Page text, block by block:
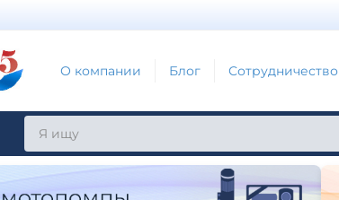
О компании Блог Сотрудничество